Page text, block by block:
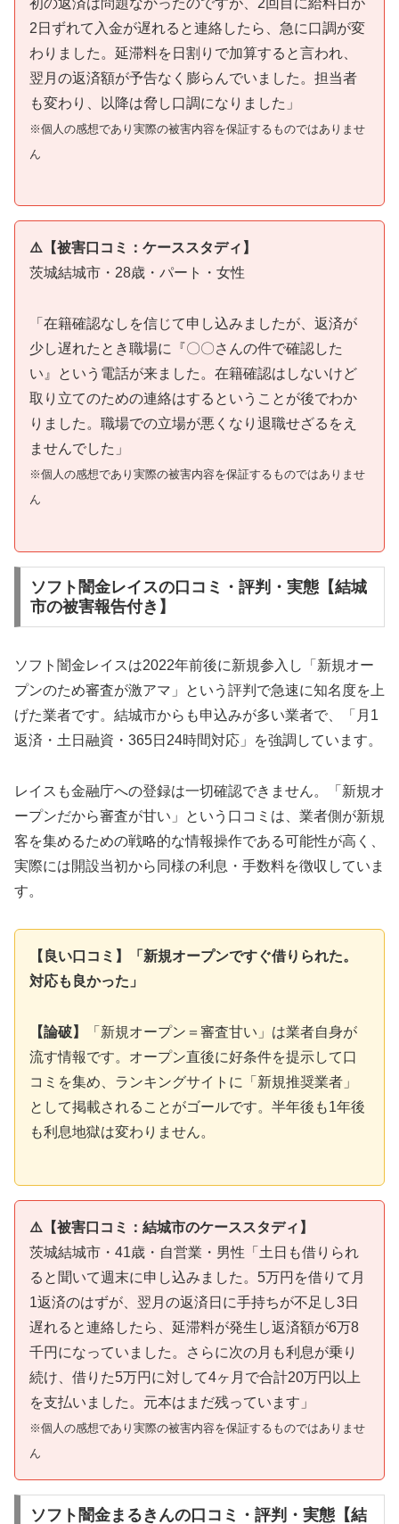
2日ずれて入金が遅れると連絡したら、急に口調が変
わりました。延滞料を日割りで加算すると言われ、
翌月の返済額が予告なく膨らんでいました。担当者
も変わり、以降は脅し口調になりました」
※個人の感想であり実際の被害内容を保証するものではありませ
ん
⚠️【被害口コミ：ケーススタディ】
茨城結城市・28歳・パート・女性
「在籍確認なしを信じて申し込みましたが、返済が
少し遅れたとき職場に『〇〇さんの件で確認した
い』という電話が来ました。在籍確認はしないけど
取り立てのための連絡はするということが後でわか
りました。職場での立場が悪くなり退職せざるをえ
ませんでした」
※個人の感想であり実際の被害内容を保証するものではありませ
ん
ソフト闇金レイスの口コミ・評判・実態【結城
市の被害報告付き】
ソフト闇金レイスは2022年前後に新規参入し「新規オー
プンのため審査が激アマ」という評判で急速に知名度を上
げた業者です。結城市からも申込みが多い業者で、「月1
返済・土日融資・365日24時間対応」を強調しています。
レイスも金融庁への登録は一切確認できません。「新規オ
ープンだから審査が甘い」という口コミは、業者側が新規
客を集めるための戦略的な情報操作である可能性が高く、
実際には開設当初から同様の利息・手数料を徴収していま
す。
【良い口コミ】「新規オープンですぐ借りられた。
対応も良かった」
【論破】
「新規オープン＝審査甘い」は業者自身が
流す情報です。オープン直後に好条件を提示して口
コミを集め、ランキングサイトに「新規推奨業者」
として掲載されることがゴールです。半年後も1年後
も利息地獄は変わりません。
⚠️【被害口コミ：結城市のケーススタディ】
茨城結城市・41歳・自営業・男性「土日も借りられ
ると聞いて週末に申し込みました。5万円を借りて月
1返済のはずが、翌月の返済日に手持ちが不足し3日
遅れると連絡したら、延滞料が発生し返済額が6万8
千円になっていました。さらに次の月も利息が乗り
続け、借りた5万円に対して4ヶ月で合計20万円以上
を支払いました。元本はまだ残っています」
※個人の感想であり実際の被害内容を保証するものではありませ
ん
ソフト闇金まるきんの口コミ・評判・実態【結